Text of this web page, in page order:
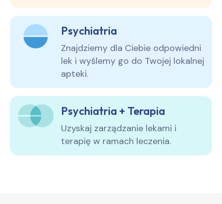
Psychiatria
Znajdziemy dla Ciebie odpowiedni
lek i wyślemy go do Twojej lokalnej
apteki.
Psychiatria + Terapia
Uzyskaj zarządzanie lekami i
terapię w ramach leczenia.